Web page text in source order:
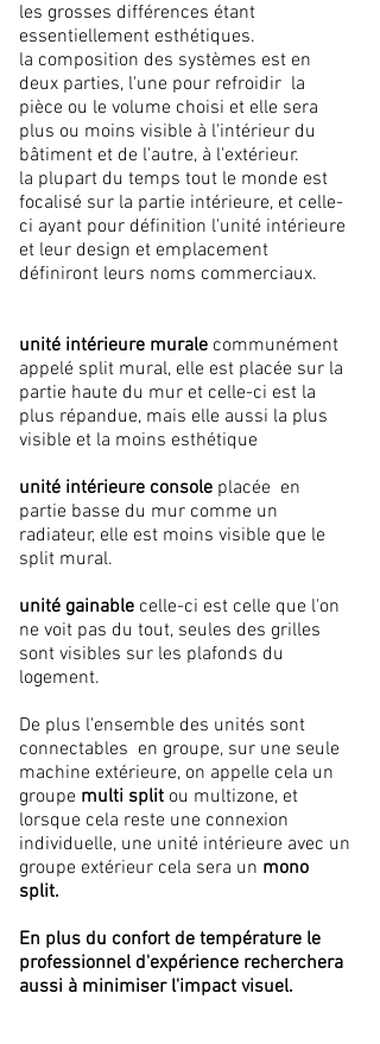
les grosses différences étant
essentiellement esthétiques.
la composition des systèmes est en
deux parties, l'une pour refroidir la
pièce ou le volume choisi et elle sera
plus ou moins visible à l'intérieur du
bâtiment et de l'autre, à l'extérieur.
la plupart du temps tout le monde est
focalisé sur la partie intérieure, et celle-
ci ayant pour définition l'unité intérieure
et leur design et emplacement
définiront leurs noms commerciaux.
unité intérieure murale communément
appelé split mural, elle est placée sur la
partie haute du mur et celle-ci est la
plus répandue, mais elle aussi la plus
visible et la moins esthétique
unité intérieure console placée en
partie basse du mur comme un
radiateur, elle est moins visible que le
split mural.
unité gainable celle-ci est celle que l'on
ne voit pas du tout, seules des grilles
sont visibles sur les plafonds du
logement.
De plus l'ensemble des unités sont
connectables en groupe, sur une seule
machine extérieure, on appelle cela un
groupe multi split ou multizone, et
lorsque cela reste une connexion
individuelle, une unité intérieure avec un
groupe extérieur cela sera un mono
split.
En plus du confort de température le
professionnel d'expérience recherchera
aussi à minimiser l'impact visuel.